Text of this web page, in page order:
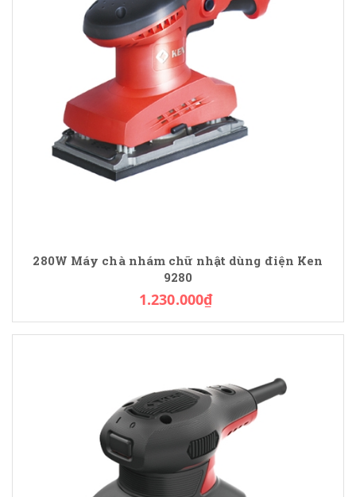
280W Máy chà nhám chữ nhật dùng điện Ken
9280
1.230.000₫